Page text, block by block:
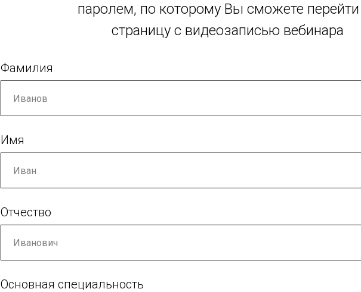
паролем, по которому Вы сможете
страницу с видеозаписью вебинара
Фамилия
Имя
Отчество
Основная специальность